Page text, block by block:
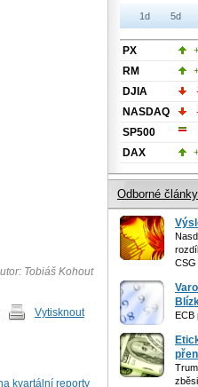
Tobiáš Kohout
Vytisknout
kvartální reporty
1d 5d
PX
RM
DJIA
NASDAQ
SP500
DAX
Odborné články
ECB